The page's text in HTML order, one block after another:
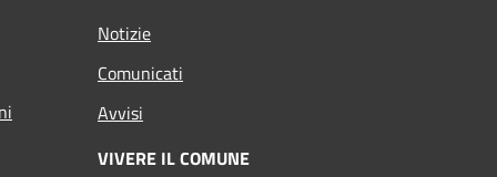
Notizie
Comunicati
Avvisi
VIVERE IL COMUNE